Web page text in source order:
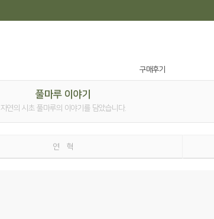
구매후기
풀마루 이야기
자연의 시초 풀마루의 이야기를 담았습니다.
연 혁